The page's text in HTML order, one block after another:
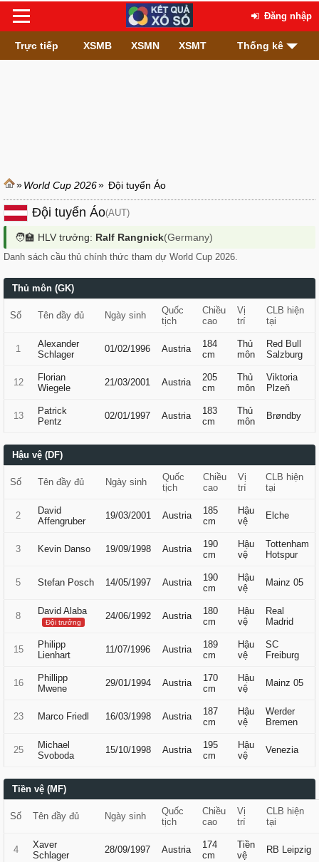
Đăng nhập
Trực tiếp XSMB XSMN XSMT Thống kê
»World Cup 2026» Đội tuyển Áo
Đội tuyển Áo(AUT)
🧑‍🏫 HLV trưởng: Ralf Rangnick(Germany)
Danh sách cầu thủ chính thức tham dự World Cup 2026.
Thủ môn (GK)
Số Tên đầy đủ Ngày sinh
Quốc
tịch
Chiều
cao
Vị
trí
CLB hiện
tại
1
Alexander
Schlager
01/02/1996 Austria
184
cm
Thủ
môn
Red Bull
Salzburg
12
Florian
Wiegele
21/03/2001 Austria
205
cm
Thủ
môn
Viktoria
Plzeň
13
Patrick
Pentz
02/01/1997 Austria
183
cm
Thủ
môn
Brøndby
Hậu vệ (DF)
Số Tên đầy đủ Ngày sinh
Quốc
tịch
Chiều
cao
Vị
trí
CLB hiện
tại
2
David
Affengruber
19/03/2001 Austria
185
cm
Hậu
vệ
Elche
3 Kevin Danso 19/09/1998 Austria
190
cm
Hậu
vệ
Tottenham
Hotspur
5 Stefan Posch 14/05/1997 Austria
190
cm
Hậu
vệ
Mainz 05
8 David Alaba
Đội trưởng
24/06/1992 Austria
180
cm
Hậu
vệ
Real
Madrid
15
Philipp
Lienhart
11/07/1996 Austria
189
cm
Hậu
vệ
SC
Freiburg
16
Phillipp
Mwene
29/01/1994 Austria
170
cm
Hậu
vệ
Mainz 05
23 Marco Friedl 16/03/1998 Austria
187
cm
Hậu
vệ
Werder
Bremen
25
Michael
Svoboda
15/10/1998 Austria
195
cm
Hậu
vệ
Venezia
Tiền vệ (MF)
Số Tên đầy đủ Ngày sinh
Quốc
tịch
Chiều
cao
Vị
trí
CLB hiện
tại
4
Xaver
Schlager
28/09/1997 Austria
174
cm
Tiền
vệ
RB Leipzig